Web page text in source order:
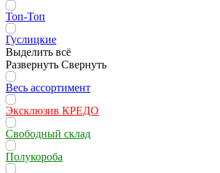
Топ-Топ
Гуслицкие
Выделить всё
Развернуть Свернуть
Весь ассортимент
Эксклюзив КРЕДО
Свободный склад
Полукороба